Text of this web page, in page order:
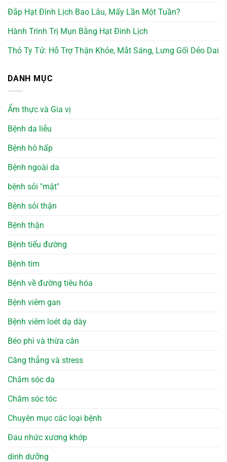
Đắp Hạt Đình Lịch Bao Lâu, Mấy Lần Một Tuần?
Hành Trình Trị Mụn Bằng Hạt Đình Lịch
Thỏ Ty Tử: Hỗ Trợ Thận Khỏe, Mắt Sáng, Lưng Gối Dẻo Dai
DANH MỤC
Ẩm thực và Gia vị
Bệnh da liễu
Bệnh hô hấp
Bệnh ngoài da
bệnh sỏi "mật"
Bệnh sỏi thận
Bệnh thận
Bệnh tiểu đường
Bệnh tim
Bệnh về đường tiêu hóa
Bệnh viêm gan
Bệnh viêm loét dạ dày
Béo phì và thừa cân
Căng thẳng và stress
Chăm sóc da
Chăm sóc tóc
Chuyên mục các loại bệnh
Đau nhức xương khớp
dinh dưỡng